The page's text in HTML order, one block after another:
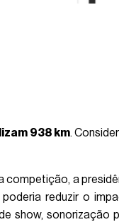
938 km.
competição, a
reduzir o
show, sonorização